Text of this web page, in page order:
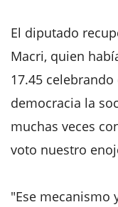
El diputado
Macri, quien
17.45
democracia la
muchas veces
voto nuestro
"Ese mecanismo